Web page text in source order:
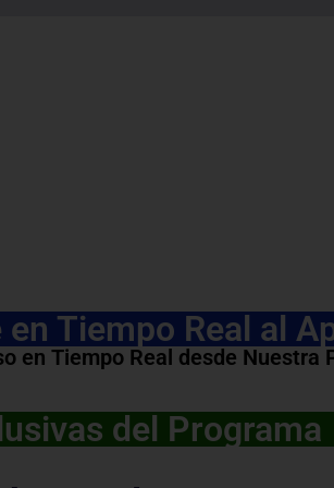
Tiempo Real al
en Tiempo Real desde Nuestra
del Programa